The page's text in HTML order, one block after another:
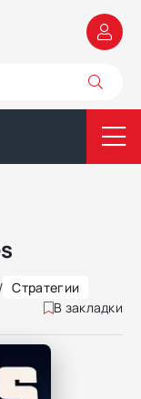
/ Стратегии
В закладки